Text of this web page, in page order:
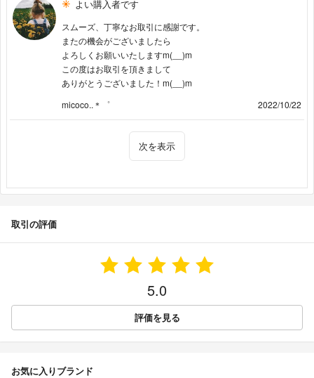
よい購入者です
スムーズ、丁寧なお取引に感謝です。
またの機会がございましたら
よろしくお願いいたしますm(__)m
この度はお取引を頂きまして
ありがとうございました！m(__)m
micoco..＊゜
2022/10/22
次を表示
取引の評価
5.0
評価を見る
お気に入りブランド